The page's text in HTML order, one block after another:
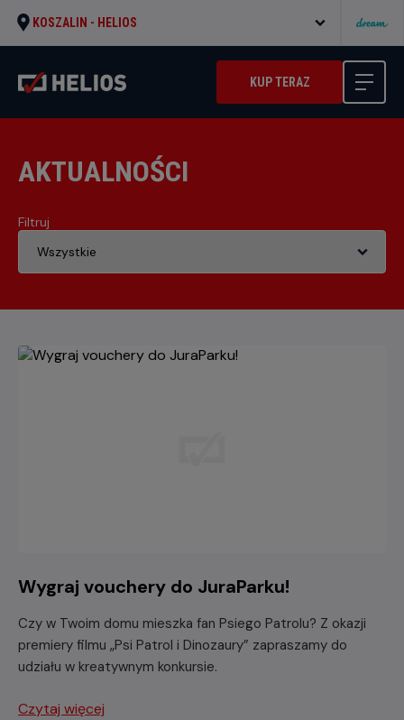
KOSZALIN - HELIOS
KUP TERAZ
AKTUALNOŚCI
Filtruj
Wygraj vouchery do JuraParku!
Czy w Twoim domu mieszka fan Psiego Patrolu? Z okazji
premiery filmu „Psi Patrol i Dinozaury” zapraszamy do
udziału w kreatywnym konkursie.
Czytaj więcej